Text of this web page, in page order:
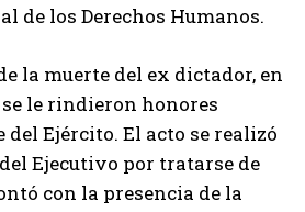
de los Derechos Humanos.
la muerte del ex dictador, en
le rindieron honores
del Ejército. El acto se realizó
Ejecutivo por tratarse de
con la presencia de la